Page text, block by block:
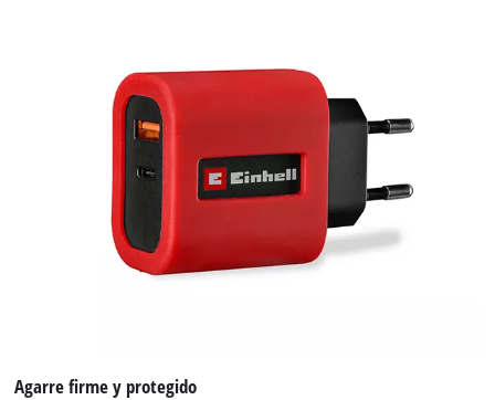
Agarre firme y protegido